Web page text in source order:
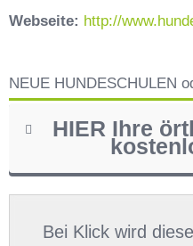
Webseite: http://
NEUE HUNDESCHULEN
HIER Ihre
Bei Klick wird